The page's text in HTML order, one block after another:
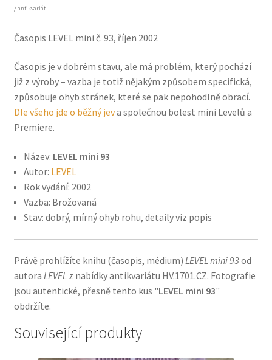
/ antikvariát
Časopis LEVEL mini č. 93, říjen 2002
Časopis je v dobrém stavu, ale má problém, který pochází
již z výroby – vazba je totiž nějakým způsobem specifická,
způsobuje ohyb stránek, které se pak nepohodlně obrací.
Dle všeho jde o běžný jeva společnou bolest mini Levelů a
Premiere.
Název: LEVEL mini 93
Autor: LEVEL
Rok vydání: 2002
Vazba: Brožovaná
Stav: dobrý, mírný ohyb rohu, detaily viz popis
Právě prohlížíte knihu (časopis, médium) LEVEL mini 93od
autora LEVELz nabídky antikvariátu HV.1701.CZ. Fotografie
jsou autentické, přesně tento kus "LEVEL mini 93"
obdržíte.
Související produkty